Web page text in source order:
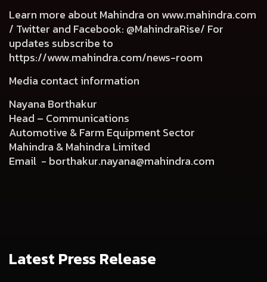
Learn more about Mahindra on www.mahindra.com
/ Twitter and Facebook: @MahindraRise/ For
updates subscribe to
https://www.mahindra.com/news-room
Media contact information
Nayana Borthakur
Head – Communications
Automotive & Farm Equipment Sector
Mahindra & Mahindra Limited
Email - borthakur.nayana@mahindra.com
Latest Press Release